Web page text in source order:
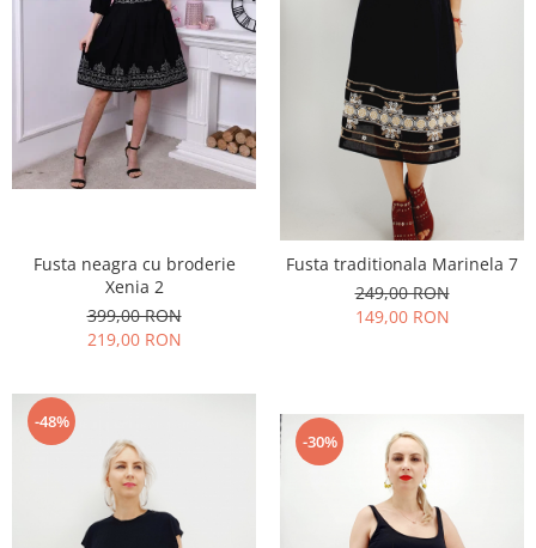
Fusta neagra cu broderie
Xenia 2
399,00 RON
219,00 RON
Fusta traditionala Marinela 7
249,00 RON
149,00 RON
-48%
-30%